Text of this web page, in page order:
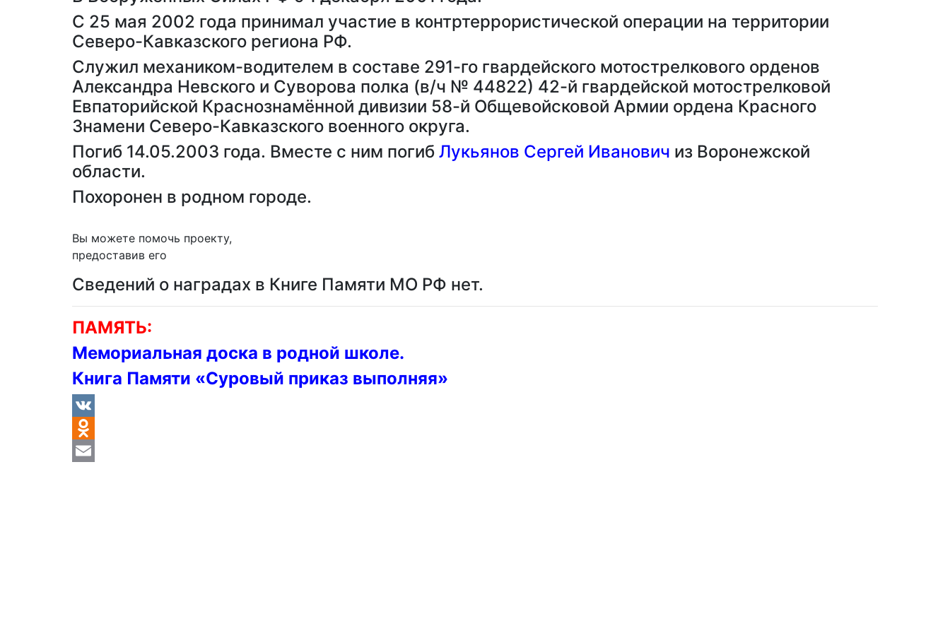
С 25 мая 2002 года принимал участие в контртеррористической операции на территории
Северо-Кавказского региона РФ.
Служил механиком-водителем в составе 291-го гвардейского мотострелкового орденов
Александра Невского и Суворова полка (в/ч № 44822) 42-й гвардейской мотострелковой
Евпаторийской Краснознамённой дивизии 58-й Общевойсковой Армии ордена Красного
Знамени Северо-Кавказского военного округа.
Погиб 14.05.2003 года. Вместе с ним погиб Лукьянов Сергей Иванович из Воронежской
области.
Похоронен в родном городе.
Вы можете помочь проекту,
предоставив его
Сведений о наградах в Книге Памяти МО РФ нет.
ПАМЯТЬ:
Мемориальная доска в родной школе.
Книга Памяти «Суровый приказ выполняя»
VK
Odnoklassniki